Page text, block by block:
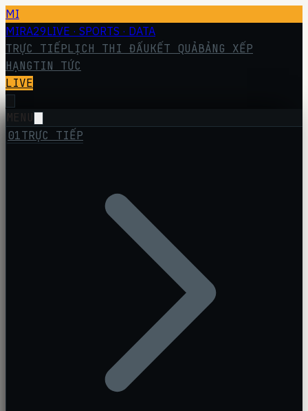
MI
MIRA29LIVE · SPORTS · DATA
TRỰC TIẾPLỊCH THI ĐẤUKẾT QUẢBẢNG XẾP
HẠNGTIN TỨC
LIVE
MENU
01TRỰC TIẾP